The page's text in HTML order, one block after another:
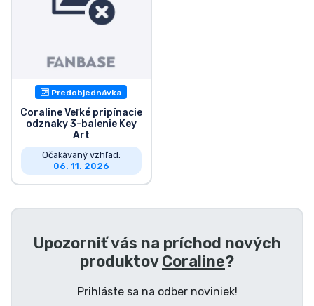
Predobjednávka
Coraline Veľké pripínacie
odznaky 3-balenie Key
Art
Očakávaný vzhľad:
06. 11. 2026
Upozorniť vás na príchod nových
produktovCoraline?
Prihláste sa na odber noviniek!
Zoradiť podľa filmov
Zoradiť podľa karikatúry
Zoradiť podľa Anime
Zoradiť podľa hier
Zoradiť podľa športu